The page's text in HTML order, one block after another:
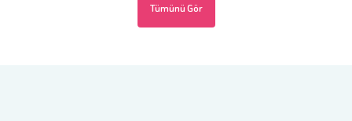
Tümünü Gör